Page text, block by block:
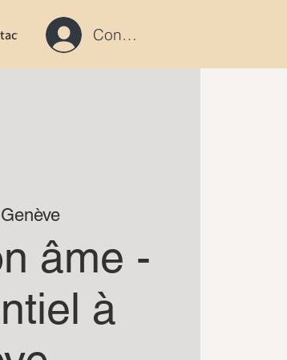
Connexion / S'inscrire
Genève
âme -
à